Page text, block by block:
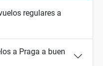
regulares a
a Praga a buen